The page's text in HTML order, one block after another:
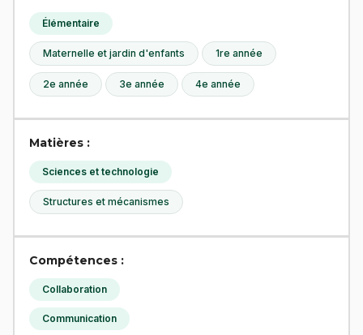
Élémentaire
Maternelle et jardin d'enfants 1re année
2e année 3e année 4e année
Matières :
Sciences et technologie
Structures et mécanismes
Compétences :
Collaboration
Communication